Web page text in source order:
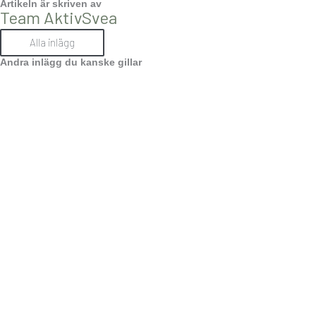
Artikeln är skriven av
Team AktivSvea
Alla inlägg
Andra inlägg du kanske gillar